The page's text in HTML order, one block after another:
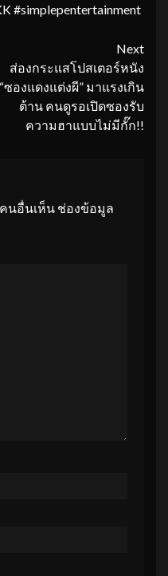
#simplepentertainment
Next
ส่องกระแสโปสเตอร์หนัง
“ซองแดงแต่งผี” มาแรงเกิน
ต้าน คนดูรอเปิดซองรับ
ความฮาแบบไม่มีกั๊ก!!
นอื่นเห็น ช่องข้อมูล